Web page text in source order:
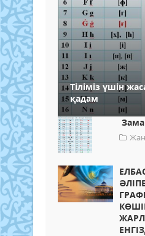
Тіліміз үшін
қадам